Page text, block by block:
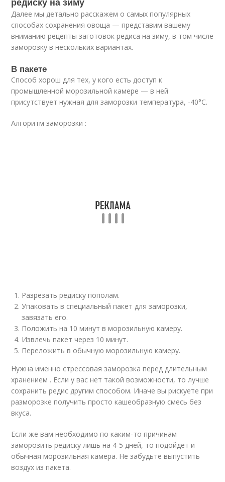
Далее мы детально расскажем о самых популярных
способах сохранения овоща — представим вашему
вниманию рецепты заготовок редиса на зиму, в том числе
заморозку в нескольких вариантах.
В пакете
Способ хорош для тех, у кого есть доступ к
промышленной морозильной камере — в ней
присутствует нужная для заморозки температура, -40°C.
Алгоритм заморозки :
Разрезать редиску пополам.
Упаковать в специальный пакет для заморозки,
завязать его.
Положить на 10 минут в морозильную камеру.
Извлечь пакет через 10 минут.
Переложить в обычную морозильную камеру.
Нужна именно стрессовая заморозка перед длительным
хранением . Если у вас нет такой возможности, то лучше
сохранить редис другим способом. Иначе вы рискуете при
разморозке получить просто кашеобразную смесь без
вкуса.
Если же вам необходимо по каким-то причинам
заморозить редиску лишь на 4-5 дней, то подойдет и
обычная морозильная камера. Не забудьте выпустить
воздух из пакета.